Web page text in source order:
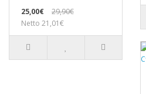
25,00€
29,90€
Netto 21,01€